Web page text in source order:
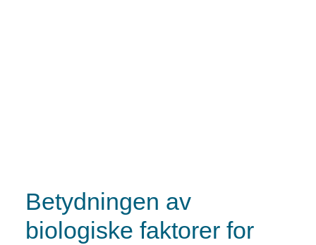
Betydningen av
biologiske faktorer for